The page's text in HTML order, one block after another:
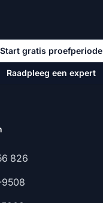
Start gratis proefperiode
Raadpleeg een expert
826